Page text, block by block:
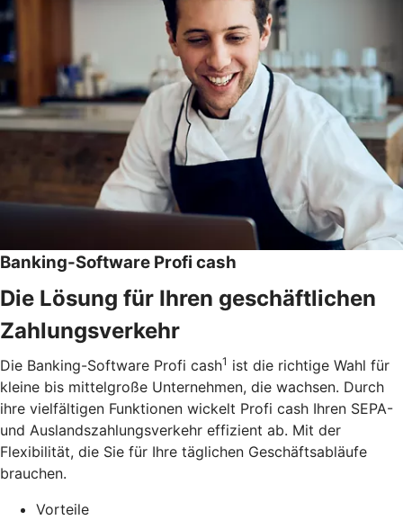
Banking-Software Profi cash
Die Lösung für Ihren geschäftlichen
Zahlungsverkehr
Die Banking-Software Profi cash1 ist die richtige Wahl für
kleine bis mittelgroße Unternehmen, die wachsen. Durch
ihre vielfältigen Funktionen wickelt Profi cash Ihren SEPA-
und Auslandszahlungsverkehr effizient ab. Mit der
Flexibilität, die Sie für Ihre täglichen Geschäftsabläufe
brauchen.
Vorteile